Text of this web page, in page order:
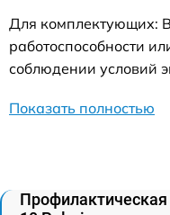
Для комплектующих:
работоспособности
соблюдении условий
Показать полностью
Профилактическая